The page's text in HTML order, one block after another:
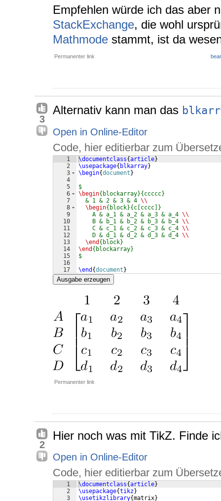
Empfehlen würde ich das aber
StackExchange, die wohl
Mathmode stammt, ist da
Permanenter link
3
Alternativ kann man das
Open in Online-Editor
Code, hier editierbar zum
1
2
3
4
5
6
7
8
9
10
11
12
13
14
15
16
17
\documentclass{article}
\usepackage{ blkarray}
\begin{document }
$
\begin{blockarray}{ccccc}
  & 1 & 2 & 3 & 4
\\
\begin{block}{c[cccc]}
    A & a_1 & a_2 & a_3 & a_4
\\
    B & b_1 & b_2 & b_3 & b_4
\\
    C & c_1 & c_2 & c_3 & c_4
\\
    D & d_1 & d_2 & d_3 & d_4
\\
\end {block}
\end {blockarray}
$
\end {document }
Ausgabe erzeugen
Permanenter link
2
Hier noch was mit TikZ. Finde
Open in Online-Editor
Code, hier editierbar zum
1
2
3
\documentclass{article}
\usepackage{tikz}
\usetikzlibrary{matrix}